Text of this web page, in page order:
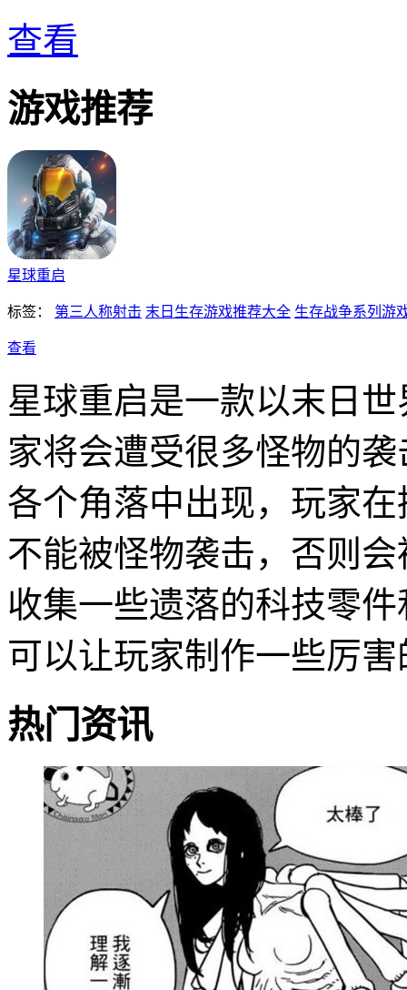
查看
游戏推荐
星球重启
标签： 第三人称射击 末日生存游戏推荐大全 生存战争系列游
查看
星球重启是一款以末日
家将会遭受很多怪物的
各个角落中出现，玩家
不能被怪物袭击，否则
收集一些遗落的科技零
可以让玩家制作一些厉
热门资讯